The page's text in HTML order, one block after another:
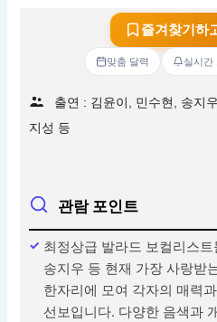
즐겨찾기하
맞춤 달력 실시간
출연 : 김윤이, 민수현, 송지
지성 등
관람 포인트
최정상급 발라드 보컬리스
송지우 등 현재 가장 사랑받
한자리에 모여 각자의 매력
선보입니다. 다양한 음색과